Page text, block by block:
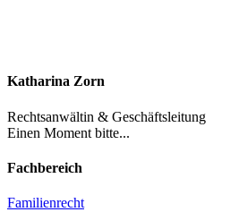
Katharina Zorn
Rechtsanwältin & Geschäftsleitung
Einen Moment bitte...
Fachbereich
Familienrecht